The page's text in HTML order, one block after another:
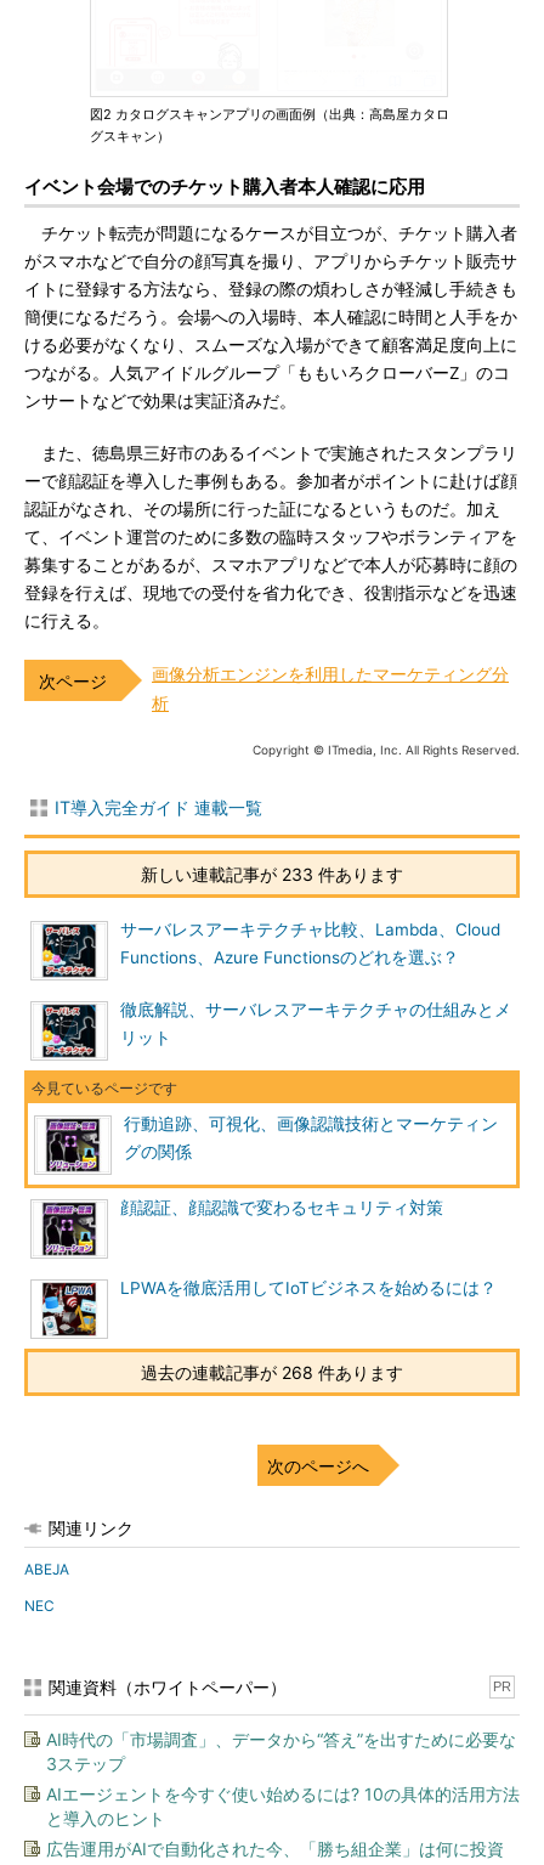
図2 カタログスキャンアプリの画面例（出典：高島屋カタロ
グスキャン）
イベント会場でのチケット購入者本人確認に応用
チケット転売が問題になるケースが目立つが、チケット購入者
がスマホなどで自分の顔写真を撮り、アプリからチケット販売サ
イトに登録する方法なら、登録の際の煩わしさが軽減し手続きも
簡便になるだろう。会場への入場時、本人確認に時間と人手をか
ける必要がなくなり、スムーズな入場ができて顧客満足度向上に
つながる。人気アイドルグループ「ももいろクローバーZ」のコ
ンサートなどで効果は実証済みだ。
また、徳島県三好市のあるイベントで実施されたスタンプラリ
ーで顔認証を導入した事例もある。参加者がポイントに赴けば顔
認証がなされ、その場所に行った証になるというものだ。加え
て、イベント運営のために多数の臨時スタッフやボランティアを
募集することがあるが、スマホアプリなどで本人が応募時に顔の
登録を行えば、現地での受付を省力化でき、役割指示などを迅速
に行える。
画像分析エンジンを利用したマーケティング分
析
Copyright © ITmedia, Inc. All Rights Reserved.
IT導入完全ガイド 連載一覧
新しい連載記事が 233 件あります
サーバレスアーキテクチャ比較、Lambda、Cloud
Functions、Azure Functionsのどれを選ぶ？
徹底解説、サーバレスアーキテクチャの仕組みとメ
リット
行動追跡、可視化、画像認識技術とマーケティン
グの関係
顔認証、顔認識で変わるセキュリティ対策
LPWAを徹底活用してIoTビジネスを始めるには？
過去の連載記事が 268 件あります
次のページへ
関連リンク
ABEJA
NEC
関連資料（ホワイトペーパー） PR
AI時代の「市場調査」、データから“答え”を出すために必要な
3ステップ
AIエージェントを今すぐ使い始めるには? 10の具体的活用方法
と導入のヒント
広告運用がAIで自動化された今、「勝ち組企業」は何に投資